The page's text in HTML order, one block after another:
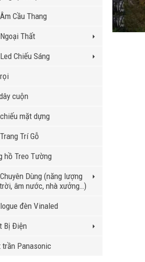
Cầu Thang
Thất
Chiếu Sáng
cuộn
mặt dựng
Trí Gỗ
hồ Treo Tường
Dùng (năng lượng
âm nước, nhà xưởng…)
đèn Vinaled
Bị Điện
trần Panasonic